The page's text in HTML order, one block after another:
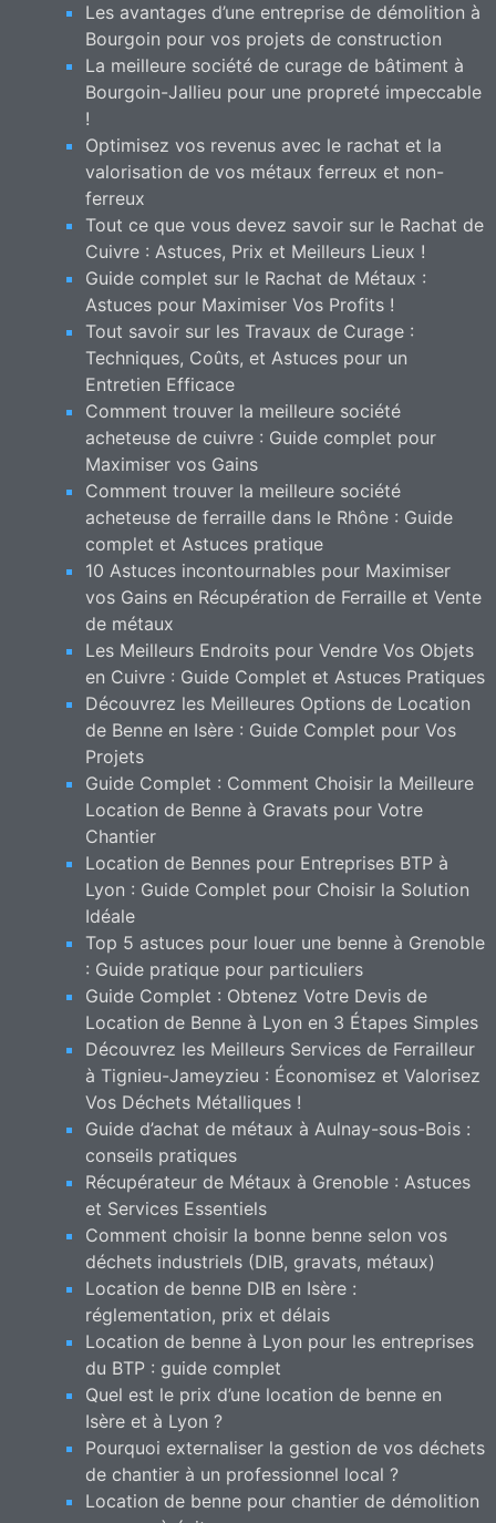
Les avantages d’une entreprise de démolition à
Bourgoin pour vos projets de construction
La meilleure société de curage de bâtiment à
Bourgoin-Jallieu pour une propreté impeccable
!
Optimisez vos revenus avec le rachat et la
valorisation de vos métaux ferreux et non-
ferreux
Tout ce que vous devez savoir sur le Rachat de
Cuivre : Astuces, Prix et Meilleurs Lieux !
Guide complet sur le Rachat de Métaux :
Astuces pour Maximiser Vos Profits !
Tout savoir sur les Travaux de Curage :
Techniques, Coûts, et Astuces pour un
Entretien Efficace
Comment trouver la meilleure société
acheteuse de cuivre : Guide complet pour
Maximiser vos Gains
Comment trouver la meilleure société
acheteuse de ferraille dans le Rhône : Guide
complet et Astuces pratique
10 Astuces incontournables pour Maximiser
vos Gains en Récupération de Ferraille et Vente
de métaux
Les Meilleurs Endroits pour Vendre Vos Objets
en Cuivre : Guide Complet et Astuces Pratiques
Découvrez les Meilleures Options de Location
de Benne en Isère : Guide Complet pour Vos
Projets
Guide Complet : Comment Choisir la Meilleure
Location de Benne à Gravats pour Votre
Chantier
Location de Bennes pour Entreprises BTP à
Lyon : Guide Complet pour Choisir la Solution
Idéale
Top 5 astuces pour louer une benne à Grenoble
: Guide pratique pour particuliers
Guide Complet : Obtenez Votre Devis de
Location de Benne à Lyon en 3 Étapes Simples
Découvrez les Meilleurs Services de Ferrailleur
à Tignieu-Jameyzieu : Économisez et Valorisez
Vos Déchets Métalliques !
Guide d’achat de métaux à Aulnay-sous-Bois :
conseils pratiques
Récupérateur de Métaux à Grenoble : Astuces
et Services Essentiels
Comment choisir la bonne benne selon vos
déchets industriels (DIB, gravats, métaux)
Location de benne DIB en Isère :
réglementation, prix et délais
Location de benne à Lyon pour les entreprises
du BTP : guide complet
Quel est le prix d’une location de benne en
Isère et à Lyon ?
Pourquoi externaliser la gestion de vos déchets
de chantier à un professionnel local ?
Location de benne pour chantier de démolition